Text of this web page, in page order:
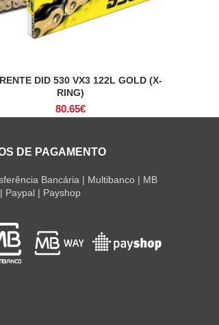
ADICIONAR
DID 530 VX3 122L GOLD (X-
RING)
80.65€
DE PAGAMENTO
Bancária | Multibanco | MB
Paypal | Payshop